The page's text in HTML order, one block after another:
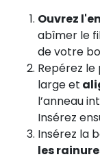
Ouvrez
abîmer le
de votre
Repérez
large et
l’anneau
Insérez
Insérez la
les